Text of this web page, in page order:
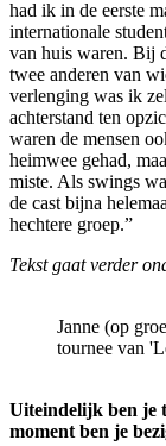
had ik in de eerste
internationale
van huis waren. Bij
twee anderen van
verlenging was ik
achterstand ten
waren de mensen
heimwee gehad,
miste. Als swings
de cast bijna
hechtere groep.”
Tekst gaat verder
Janne (op
tournee van
Uiteindelijk ben je
moment ben je